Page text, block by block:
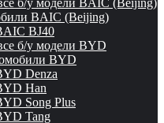
б/у модели BAIC (Beijing)
BAIC (Beijing)
BJ40
б/у модели BYD
BYD
Denza
Han
Song Plus
Tang